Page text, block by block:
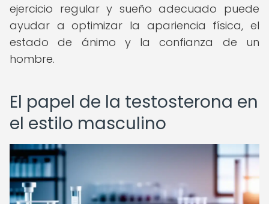
ejercicio regular y sueño adecuado puede
ayudar a optimizar la apariencia física, el
estado de ánimo y la confianza de un
hombre.
El papel de la testosterona en
el estilo masculino